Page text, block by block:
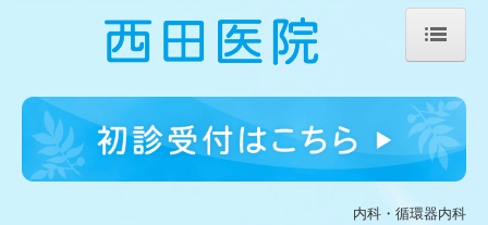
医師紹介
診療のご案内
内科・循環器内科